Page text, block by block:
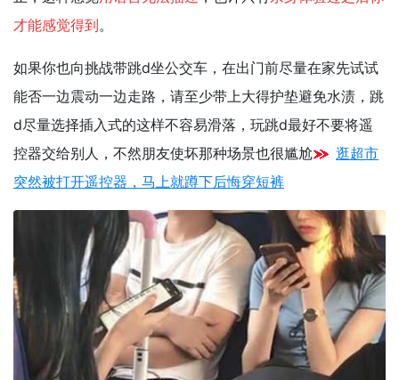
才能感觉得到。
如果你也向挑战带跳d坐公交车， 在出门前尽量在家先试试
能否一边震动一边走路， 请至少带上大得护垫避免水渍，跳
d尽量选择插入式的这样不容易滑落，玩跳d最好不要将遥
控器交给别人，不然朋友使坏那种场景也很尴尬
逛超市
突然被打开遥控器，马上就蹲下后悔穿短裤